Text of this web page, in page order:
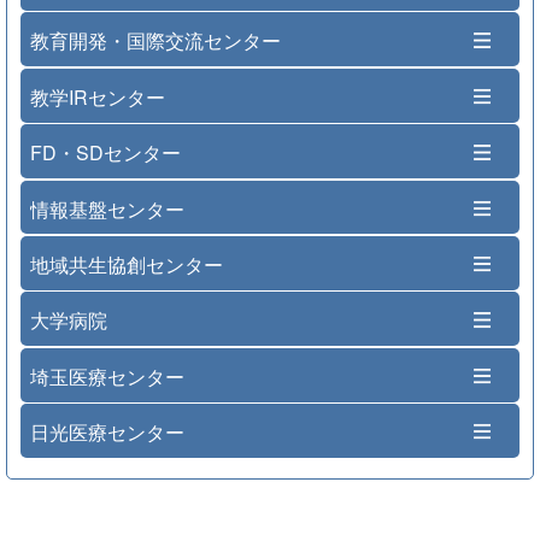
教育開発・国際交流センター
教学IRセンター
FD・SDセンター
情報基盤センター
地域共生協創センター
大学病院
埼玉医療センター
日光医療センター